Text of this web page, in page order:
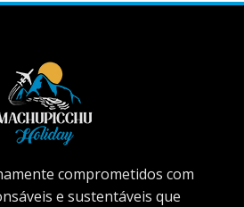
comprometidos com
​​e sustentáveis ​​que